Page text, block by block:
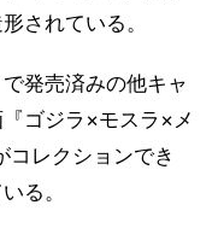
されている。
発売済みの他キャ
ゴジラ×モスラ×メ
コレクションでき
る。